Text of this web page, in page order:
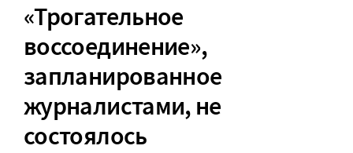
«Трогательное
воссоединение»,
запланированное
журналистами, не
состоялось